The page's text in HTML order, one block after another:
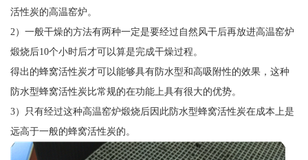
活性炭的高温窑炉。
2）一般干燥的方法有两种一定是要经过自然风干后再放进高温窑炉
煅烧后10个小时后才可以算是完成干燥过程。
得出的蜂窝活性炭才可以能够具有防水型和高吸附性的效果，这种
防水型蜂窝活性炭比常规的在功能上具有很大的优势。
3）只有经过这种高温窑炉煅烧后因此防水型蜂窝活性炭在成本上是
远高于一般的蜂窝活性炭的。